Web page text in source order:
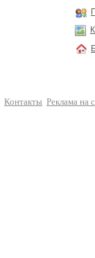
Контакты Реклама на